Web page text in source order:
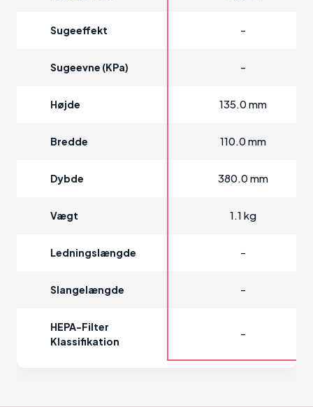
Sugeeffekt -
Sugeevne (kPa) -
Højde 135.0 mm
Bredde 110.0 mm
Dybde 380.0 mm
Vægt 1.1 kg
Ledningslængde -
Slangelængde -
HEPA-Filter
Klassifikation
-